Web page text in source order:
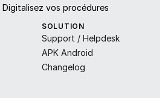
Digitalisez vos procédures
SOLUTION
Support / Helpdesk
APK Android
Changelog